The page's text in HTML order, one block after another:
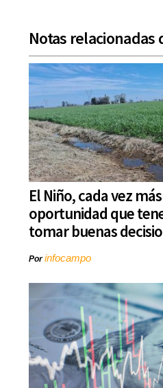
Notas relacionadas
El Niño, cada vez
oportunidad que
tomar buenas
Porinfocampo